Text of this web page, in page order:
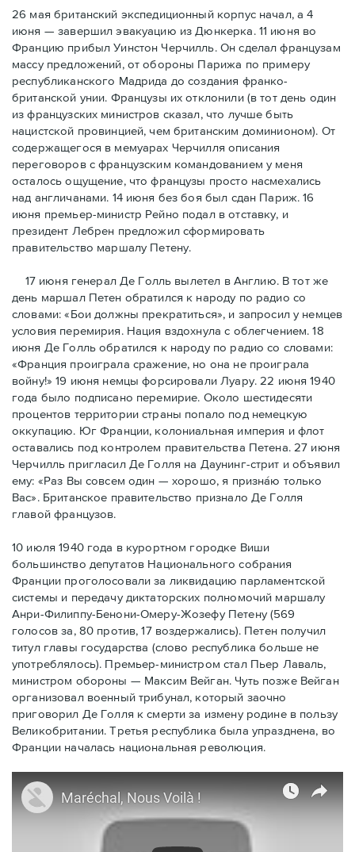
26 мая британский экспедиционный корпус начал, а 4
июня — завершил эвакуацию из Дюнкерка. 11 июня во
Францию прибыл Уинстон Черчилль. Он сделал французам
массу предложений, от обороны Парижа по примеру
республиканского Мадрида до создания франко-
британской унии. Французы их отклонили (в тот день один
из французских министров сказал, что лучше быть
нацистской провинцией, чем британским доминионом). От
содержащегося в мемуарах Черчилля описания
переговоров с французским командованием у меня
осталось ощущение, что французы просто насмехались
над англичанами. 14 июня без боя был сдан Париж. 16
июня премьер-министр Рейно подал в отставку, и
президент Лебрен предложил сформировать
правительство маршалу Петену.
17 июня генерал Де Голль вылетел в Англию. В тот же
день маршал Петен обратился к народу по радио со
словами: «Бои должны прекратиться», и запросил у немцев
условия перемирия. Нация вздохнула с облегчением. 18
июня Де Голль обратился к народу по радио со словами:
«Франция проиграла сражение, но она не проиграла
войну!» 19 июня немцы форсировали Луару. 22 июня 1940
года было подписано перемирие. Около шестидесяти
процентов территории страны попало под немецкую
оккупацию. Юг Франции, колониальная империя и флот
оставались под контролем правительства Петена. 27 июня
Черчилль пригласил Де Голля на Даунинг-стрит и объявил
ему: «Раз Вы совсем один — хорошо, я признáю только
Вас». Британское правительство признало Де Голля
главой французов.
10 июля 1940 года в курортном городке Виши
большинство депутатов Национального собрания
Франции проголосовали за ликвидацию парламентской
системы и передачу диктаторских полномочий маршалу
Анри-Филиппу-Бенони-Омеру-Жозефу Петену (569
голосов за, 80 против, 17 воздержались). Петен получил
титул главы государства (слово республика больше не
употреблялось). Премьер-министром стал Пьер Лаваль,
министром обороны — Максим Вейган. Чуть позже Вейган
организовал военный трибунал, который заочно
приговорил Де Голля к смерти за измену родине в пользу
Великобритании. Третья республика была упразднена, во
Франции началась национальная революция.